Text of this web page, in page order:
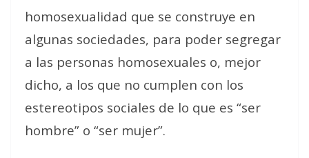
homosexualidad que se construye en
algunas sociedades, para poder segregar
a las personas homosexuales o, mejor
dicho, a los que no cumplen con los
estereotipos sociales de lo que es “ser
hombre” o “ser mujer”.